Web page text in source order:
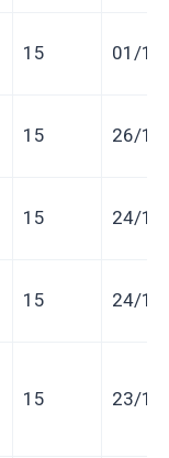
15 01/
15 26/
15 24/
15 24/
15 23/